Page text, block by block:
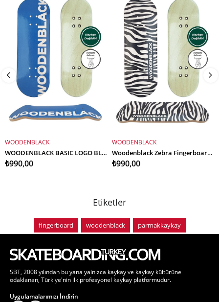
SEPETE EKLE
WOODENBLACK
WOODENBLACK BASIC LOGO BLUE FINGERBOARD DECK
₺990,00
SEPETE EKLE
WOODENBLACK
Woodenblack Zebra Fingerboard Deck
₺990,00
Etiketler
fingerboard woodenblack parmakkaykay
SBT, 2008 yılından bu yana yalnızca kaykay ve kaykay kültürüne
odaklanan, Türkiye'nin ilk profesyonel kaykay platformudur.
Uygulamalarımızı İndirin